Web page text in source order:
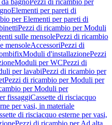
bagnoPezzi di ricambio per
Elementi per pareti di
per Elementi per pareti di
Pezzi di ricambio per Moduli
sulle mensolePezzi di ricambio
mensoleAccessoriPezzi di
Moduli d'installazionePezzi
Moduli per WCPezzi di
per lavabiPezzi di ricambio per
Pezzi di ricambio per Moduli per
per Moduli per
fissaggiCassette di risciacquo
per vasi, in materiale
di risciacquo esterne per vasi,
Pezzi di ricambio per Ad alta